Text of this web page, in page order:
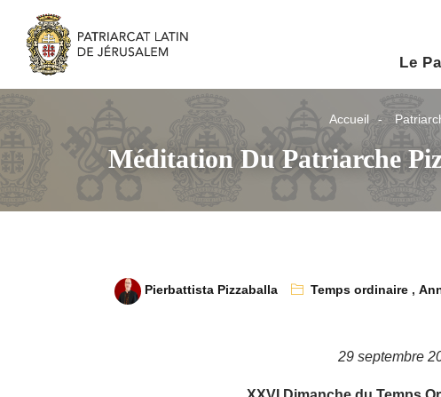
Le
Accueil
Méditation Du Patriarche
Pierbattista Pizzaballa Temps ordinaire,
29 septembre